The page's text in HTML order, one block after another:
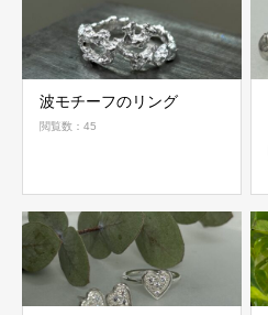
波モチーフのリング
閲覧数：45